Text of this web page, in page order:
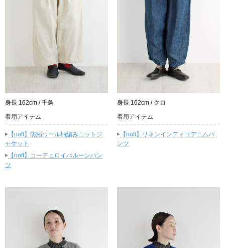
身長 162cm / 千鳥
着用アイテム
▸ 【nofl】防縮ウール柄編みニットジ
ャケット
▸ 【nofl】コーデュロイバルーンパン
ツ
身長 162cm / クロ
着用アイテム
▸【nofl】リネンインディゴデニムパ
ンツ